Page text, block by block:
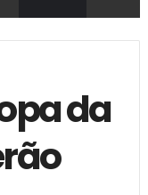
da